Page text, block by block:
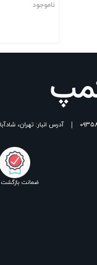
ناموجود
بستن
آدرس انبار: تهران، شادآباد، خیابان ١٧ شهریور، بین شهدای
ضمانت بازگشت